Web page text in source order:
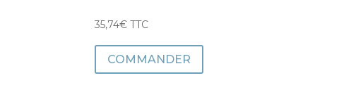
35,74€ TTC
COMMANDER